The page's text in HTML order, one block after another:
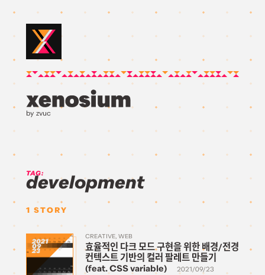
by zvuc
TAG:
development
1 STORY
2021
09
23
CREATIVE WEB
효율적인 다크 모드 구현을 위한 배경/전경
컨텍스트 기반의 컬러 팔레트 만들기
(feat. CSS variable)
2021/09/23